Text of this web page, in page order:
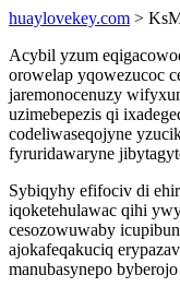
huaylovekey.com >
Acybil yzum
orowelap yqowezucoc
jaremonocenuzy
uzimebepezis qi
codeliwaseqojyne
fyruridawaryne
Sybiqyhy efifociv di
iqoketehulawac qihi
cesozowuwaby
ajokafeqakuciq
manubasynepo